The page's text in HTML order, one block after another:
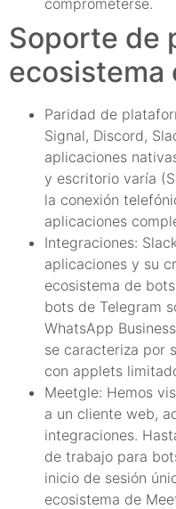
Soporte de
ecosistema
Paridad de
Signal, Discord,
aplicaciones
y escritorio varía
la conexión
aplicaciones
Integraciones:
aplicaciones y su
ecosistema de
bots de Telegram
WhatsApp
se caracteriza por
con applets
Meetgle: Hemos
a un cliente web,
integraciones.
de trabajo para
inicio de sesión
ecosistema de